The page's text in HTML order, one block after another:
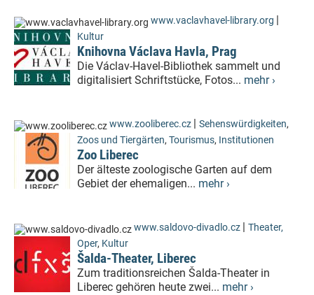
www.vaclavhavel-library.org |
Kultur
Knihovna Václava Havla, Prag
Die Václav-Havel-Bibliothek sammelt und
digitalisiert Schriftstücke, Fotos... mehr ›
www.zooliberec.cz | Sehenswürdigkeiten,
Zoos und Tiergärten, Tourismus, Institutionen
Zoo Liberec
Der älteste zoologische Garten auf dem
Gebiet der ehemaligen... mehr ›
www.saldovo-divadlo.cz | Theater,
Oper, Kultur
Šalda-Theater, Liberec
Zum traditionsreichen Šalda-Theater in
Liberec gehören heute zwei... mehr ›